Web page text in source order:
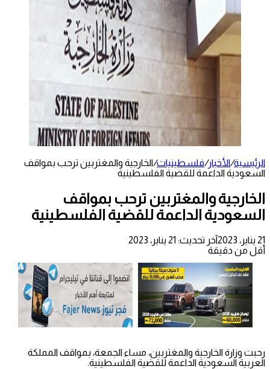
الرئيسية/الأخبار/فلسطينيات/الخارجية والمغتربين ترحب بمواقف
السعودية الداعمة للقضية الفلسطينية
الخارجية والمغتربين ترحب بمواقف
السعودية الداعمة للقضية الفلسطينية
21 يناير، 2023
آخر تحديث: 21 يناير، 2023
أقل من دقيقة
رحبت وزارة الخارجية والمغتربين، مساء الجمعة، بمواقف المملكة
العربية السعودية الداعمة للقضية الفلسطينية.